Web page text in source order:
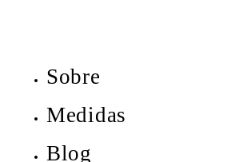
Sobre
Medidas
Blog